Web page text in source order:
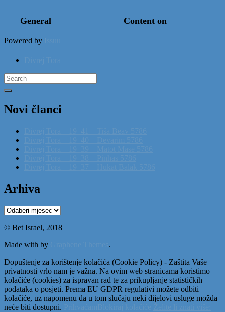
Powered by
Search
for:
Novi članci
Arhiva
Arhiva
© Bet Israel, 2018
Made with by
.
Dopuštenje za korištenje kolačića (Cookie Policy) - Zaštita Vaše
privatnosti vrlo nam je važna. Na ovim web stranicama koristimo
kolačiće (cookies) za ispravan rad te za prikupljanje statističkih
podataka o posjeti. Prema EU GDPR regulativi možete odbiti
kolačiće, uz napomenu da u tom slučaju neki dijelovi usluge možda
neće biti dostupni.